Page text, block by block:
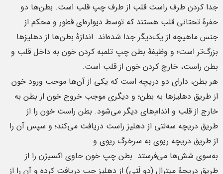
جدا کردن طرف راست قلب از طرف چپ قلب است. بطن‌ها دو
حفرهٔ تحتانی قلب هستند که توسط دیواره‌ای قطور و محکم از
جنس ماهیچه از یک‌دیگر جدا شده‌اند. اندازهٔ بطن‌ها از دهلیزها
بزرگ‌تر است؛ و وظیفهٔ بطن چپ تلمبه کردن خون به داخل قلب و
بطن راست، خارج کردن خون از قلب است.
هر بطن، دارای دو دریچه است که یکی از آن‌ها موجب ورود خون
از طریق دهلیزها به بطن؛ و دیگری موجب خروج خون از بطن به
خارج از قلب و اندام‌های دیگر می‌شود. بطن راست خون را از
طریق دریچه سه‌لتی از دهلیز راست دریافت می‌کند؛ و سپس آن را
از طریق دریچه ریوی به سرخرگ ریوی و
به‌سوی شش‌ها می‌فرستد. بطن چپ خون حاوی اکسیژن را از
طریق دریچهٔ میترال (دو لَتی) از دهلیز چپ دریافت کرده و آن را از